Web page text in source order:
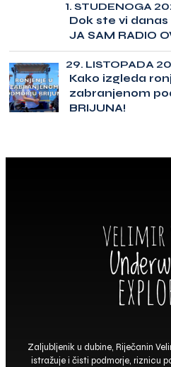
1. STUDENOGA
Dok ste vi
JA SAM RADIO
29. LISTOPADA
Kako izgleda
zabranjenom
BRIJUNA!
Zaljubljenik u dubine, Riječanin
istražuje i čisti podmorje, riznicu